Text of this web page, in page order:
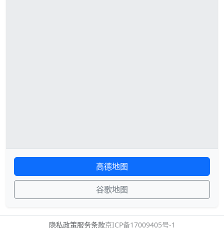
高德地图
谷歌地图
隐私政策服务条款京ICP备17009405号-1